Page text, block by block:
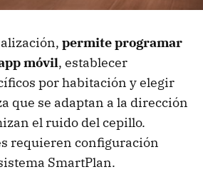
permite programar
móvil, establecer
por habitación y elegir
que se adaptan a la dirección
el ruido del cepillo.
requieren configuración
SmartPlan.